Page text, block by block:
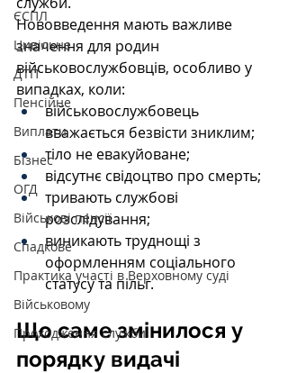
ЄСПЛ
Цивільне
ДТП
Пенсійне
Виплати
Бізнес
ОГД
Військові пенсії
Спадкове
Практика участі в Верховному суді
Військовому
Проходження служби
Нововведення мають важливе
значення для родин
військовослужбовців, особливо у
випадках, коли:
військовослужбовець
вважається безвісти зниклим;
тіло не евакуйоване;
відсутнє свідоцтво про смерть;
тривають службові
розслідування;
виникають труднощі з
оформленням соціального
статусу та пільг.
Що саме змінилося у
порядку видачі